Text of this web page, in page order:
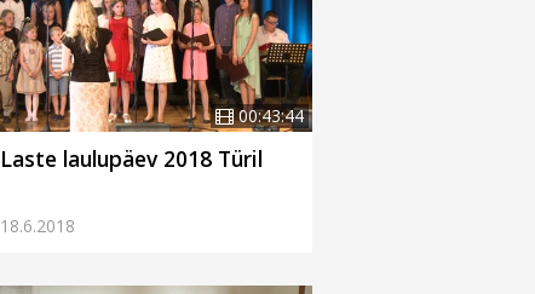
00:43:44
Laste laulupäev 2018 Türil
18.6.2018